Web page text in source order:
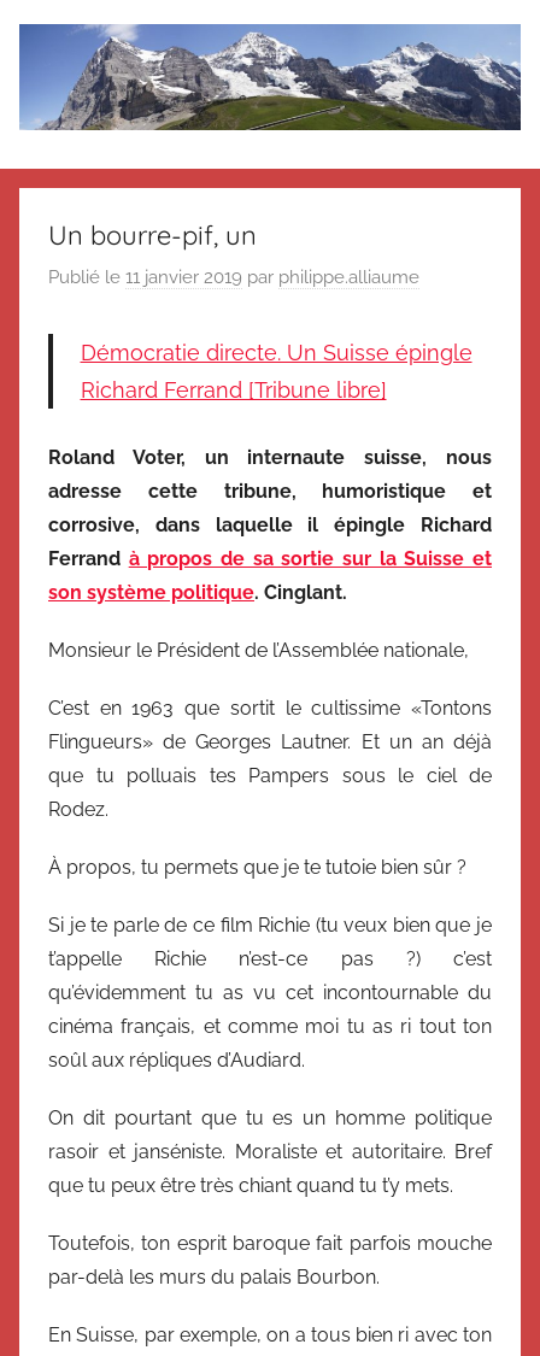
Le
blog
de
Suisse
Magazine
Suisse
Magazine
Suisse
Un bourre-pif, un
Publié le 11 janvier 2019 par philippe.alliaume
Démocratie directe. Un Suisse épingle
Richard Ferrand [Tribune libre]
Roland Voter, un internaute suisse, nous
adresse cette tribune, humoristique et
corrosive, dans laquelle il épingle Richard
Ferrand à propos de sa sortie sur la Suisse et
son système politique. Cinglant.
Monsieur le Président de l’Assemblée nationale,
C’est en 1963 que sortit le cultissime «Tontons
Flingueurs» de Georges Lautner. Et un an déjà
que tu polluais tes Pampers sous le ciel de
Rodez.
À propos, tu permets que je te tutoie bien sûr ?
Si je te parle de ce film Richie (tu veux bien que je
t’appelle Richie n’est-ce pas ?) c’est
qu’évidemment tu as vu cet incontournable du
cinéma français, et comme moi tu as ri tout ton
soûl aux répliques d’Audiard.
On dit pourtant que tu es un homme politique
rasoir et janséniste. Moraliste et autoritaire. Bref
que tu peux être très chiant quand tu t’y mets.
Toutefois, ton esprit baroque fait parfois mouche
par-delà les murs du palais Bourbon.
En Suisse, par exemple, on a tous bien ri avec ton